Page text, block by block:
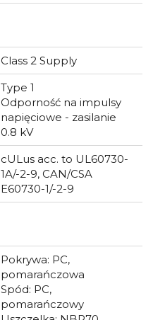
Class 2 Supply
Type 1
Odporność na impulsy
napięciowe - zasilanie
0.8 kV
cULus acc. to UL60730-
1A/-2-9, CAN/CSA
E60730-1/-2-9
Pokrywa: PC,
pomarańczowa
Spód: PC,
pomarańczowy